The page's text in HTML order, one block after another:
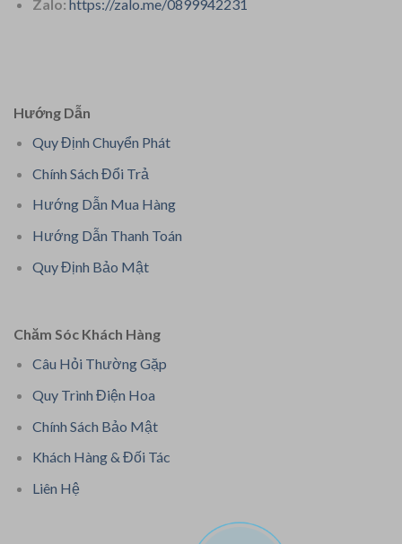
Zalo: https://zalo.me/0899942231
Hướng Dẫn
Quy Định Chuyển Phát
Chính Sách Đổi Trả
Hướng Dẫn Mua Hàng
Hướng Dẫn Thanh Toán
Quy Định Bảo Mật
Chăm Sóc Khách Hàng
Câu Hỏi Thường Gặp
Quy Trình Điện Hoa
Chính Sách Bảo Mật
Khách Hàng & Đối Tác
Liên Hệ